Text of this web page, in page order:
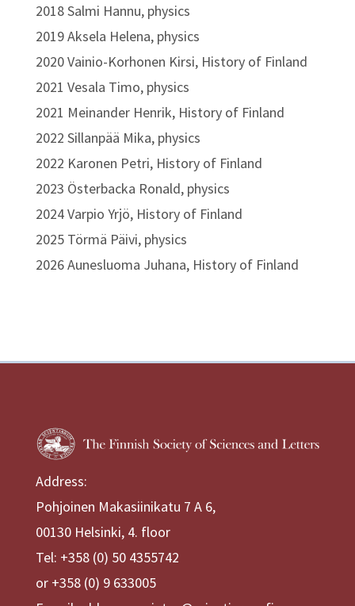
2018 Salmi Hannu, physics
2019 Aksela Helena, physics
2020 Vainio-Korhonen Kirsi, History of Finland
2021 Vesala Timo, physics
2021 Meinander Henrik, History of Finland
2022 Sillanpää Mika, physics
2022 Karonen Petri, History of Finland
2023 Österbacka Ronald, physics
2024 Varpio Yrjö, History of Finland
2025 Törmä Päivi, physics
2026 Aunesluoma Juhana, History of Finland
Address:
Pohjoinen Makasiinikatu 7 A 6,
00130 Helsinki, 4. floor
Tel: +358 (0) 50 4355742
or +358 (0) 9 633005